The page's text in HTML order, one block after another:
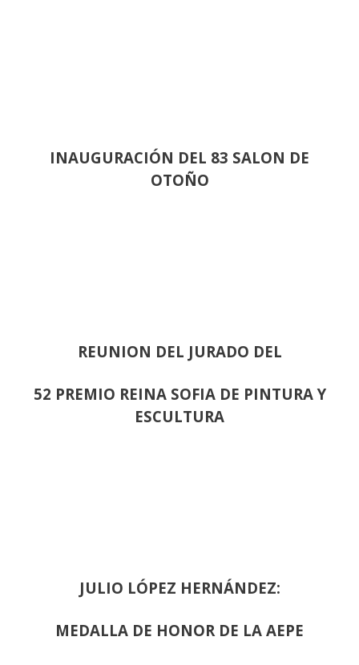
INAUGURACIÓN DEL 83 SALON DE
OTOÑO
REUNION DEL JURADO DEL
52 PREMIO REINA SOFIA DE PINTURA Y
ESCULTURA
JULIO LÓPEZ HERNÁNDEZ:
MEDALLA DE HONOR DE LA AEPE